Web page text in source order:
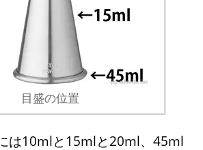
目盛の位置
は10mlと15mlと20ml、45ml